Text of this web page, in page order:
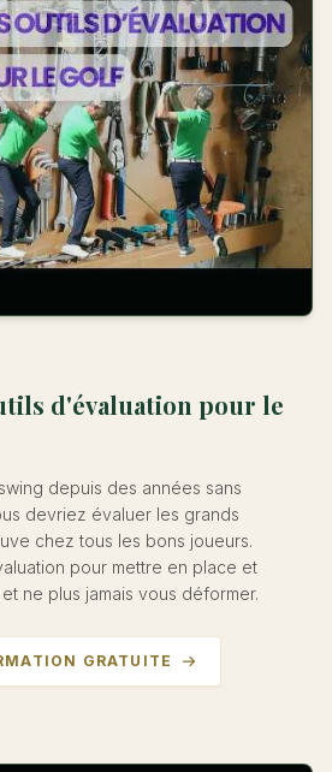
d'évaluation pour le
depuis des années sans
devriez évaluer les grands
chez tous les bons joueurs.
pour mettre en place et
ne plus jamais vous déformer.
GRATUITE